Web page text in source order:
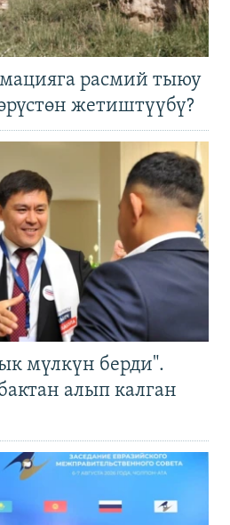
расмий тыюу
жетиштүүбү?
мүлкүн берди".
алып калган